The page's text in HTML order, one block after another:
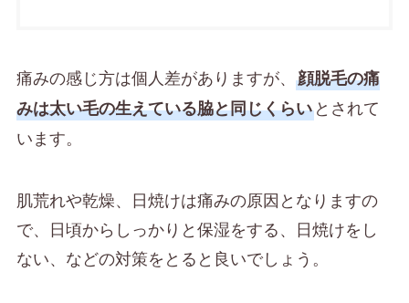
痛みの感じ方は個人差がありますが、 顔脱毛の痛
みは太い毛の生えている脇と同じくらいとされて
います。
肌荒れや乾燥、日焼けは痛みの原因となりますの
で、日頃からしっかりと保湿をする、日焼けをし
ない、などの対策をとると良いでしょう。